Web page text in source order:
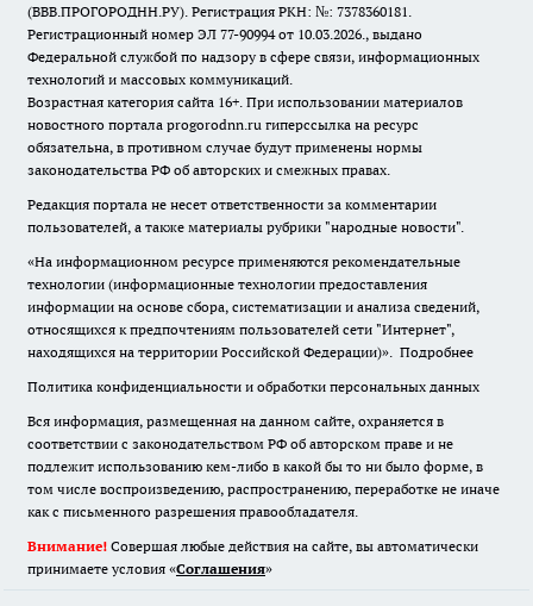
(ВВВ.ПРОГОРОДНН.РУ). Регистрация РКН: №: 7378360181.
Регистрационный номер ЭЛ 77-90994 от 10.03.2026., выдано
Федеральной службой по надзору в сфере связи, информационных
технологий и массовых коммуникаций.
Возрастная категория сайта 16+. При использовании материалов
новостного портала progorodnn.ru гиперссылка на ресурс
обязательна, в противном случае будут применены нормы
законодательства РФ об авторских и смежных правах.
Редакция портала не несет ответственности за комментарии
пользователей, а также материалы рубрики "народные новости".
«На информационном ресурсе применяются рекомендательные
технологии (информационные технологии предоставления
информации на основе сбора, систематизации и анализа сведений,
относящихся к предпочтениям пользователей сети "Интернет",
находящихся на территории Российской Федерации)». Подробнее
Политика конфиденциальности и обработки персональных данных
Вся информация, размещенная на данном сайте, охраняется в
соответствии с законодательством РФ об авторском праве и не
подлежит использованию кем-либо в какой бы то ни было форме, в
том числе воспроизведению, распространению, переработке не иначе
как с письменного разрешения правообладателя.
Внимание! Совершая любые действия на сайте, вы автоматически
принимаете условия «Cоглашения»